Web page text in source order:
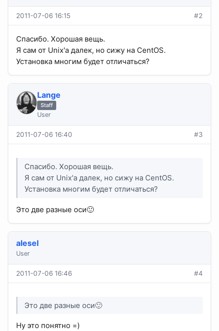
2011-07-06 16:15 #2
Спасибо. Хорошая вещь.
Я сам от Unix'a далек, но сижу на CentOS.
Установка многим будет отличаться?
Lange
Staff
User
2011-07-06 16:40 #3
Спасибо. Хорошая вещь.
Я сам от Unix'a далек, но сижу на CentOS.
Установка многим будет отличаться?
Это две разные оси🙂
alesel
User
2011-07-06 16:46 #4
Это две разные оси🙂
Ну это понятно =)